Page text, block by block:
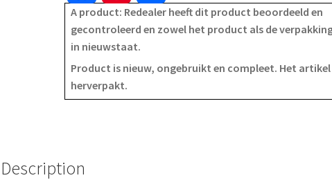
a
c
e
i
n
t
h
r
A product: Redealer heeft dit product beoordeeld en
gecontroleerd en zowel het product als de
in nieuwstaat.
Product is nieuw, ongebruikt en compleet. Het artikel
herverpakt.
Description